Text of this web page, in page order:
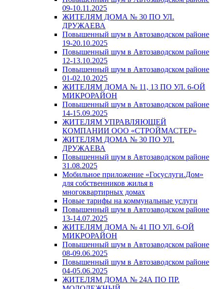
09-10.11.2025
ЖИТЕЛЯМ ДОМА № 30 ПО УЛ.
ДРУЖАЕВА
Повышенный шум в Автозаводском районе
19-20.10.2025
Повышенный шум в Автозаводском районе
12-13.10.2025
Повышенный шум в Автозаводском районе
01-02.10.2025
ЖИТЕЛЯМ ДОМА № 11, 13 ПО УЛ. 6-ОЙ
МИКРОРАЙОН
Повышенный шум в Автозаводском районе
14-15.09.2025
ЖИТЕЛЯМ УПРАВЛЯЮЩЕЙ
КОМПАНИИ ООО «СТРОЙМАСТЕР»
ЖИТЕЛЯМ ДОМА № 30 ПО УЛ.
ДРУЖАЕВА
Повышенный шум в Автозаводском районе
31.08.2025
Мобильное приложение «Госуслуги.Дом»
для собственников жилья в
многоквартирных домах
Новые тарифы на коммунальные услуги
Повышенный шум в Автозаводском районе
13-14.07.2025
ЖИТЕЛЯМ ДОМА № 41 ПО УЛ. 6-ОЙ
МИКРОРАЙОН
Повышенный шум в Автозаводском районе
08-09.06.2025
Повышенный шум в Автозаводском районе
04-05.06.2025
ЖИТЕЛЯМ ДОМА № 24А ПО ПР.